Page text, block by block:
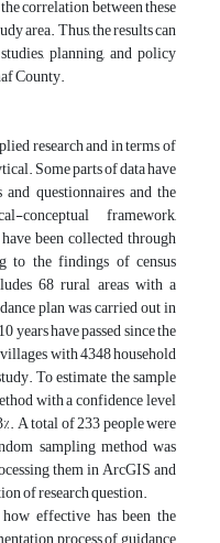
correlation between these
area. Thus, the results can
planning, and policy
County.
research and in terms of
Some parts of data have
questionnaires and the
framework,
been collected through
to the findings of census
68 rural areas with a
plan was carried out in
years have passed since the
with 4348 household
To estimate the sample
with a confidence level
A total of 233 people were
sampling method was
them in ArcGIS and
of research question.
effective has been the